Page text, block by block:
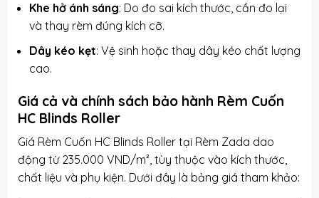
Khe hở ánh sáng: Do đo sai kích thước, cần đo lại
và thay rèm đúng kích cỡ.
Dây kéo kẹt: Vệ sinh hoặc thay dây kéo chất lượng
cao.
Giá cả và chính sách bảo hành Rèm Cuốn
HC Blinds Roller
Giá Rèm Cuốn HC Blinds Roller tại Rèm Zada dao
động từ 235.000 VND/m², tùy thuộc vào kích thước,
chất liệu và phụ kiện. Dưới đây là bảng giá tham khảo: